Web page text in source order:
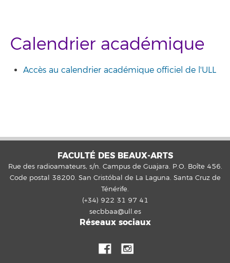
Calendrier académique
Accès au calendrier académique officiel de l'ULL
FACULTÉ DES BEAUX-ARTS
Rue des radioamateurs, s/n. Campus de Guajara. P.O. Boîte 456.
Code postal 38200. San Cristóbal de La Laguna. Santa Cruz de
Ténérife.
(+34) 922 31 97 41
secbbaa@ull.es
Réseaux sociaux